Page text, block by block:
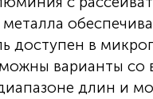
доступен в
варианты
длин и